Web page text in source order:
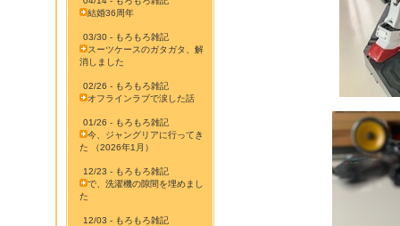
結婚36周年
03/30 - もろもろ雑記
スーツケースのガタガタ、解
消しました
02/26 - もろもろ雑記
オフラインラブで涙した話
01/26 - もろもろ雑記
今、ジャングリアに行ってき
た （2026年1月）
12/23 - もろもろ雑記
で、洗濯機の隙間を埋めまし
た
12/03 - もろもろ雑記